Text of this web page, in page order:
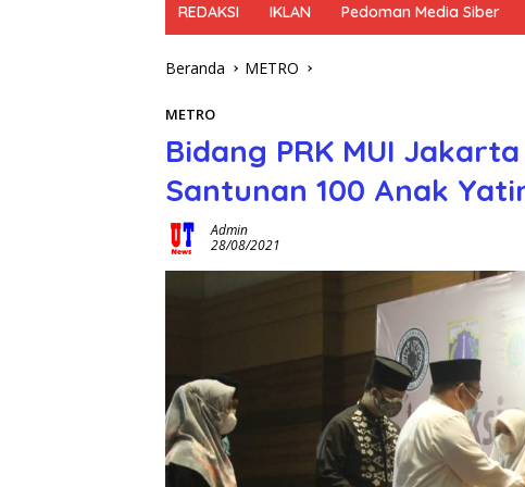
REDAKSI IKLAN Pedoman Media Siber
Beranda METRO
METRO
Bidang PRK MUI
Santunan 100 Anak
Admin
28/08/2021